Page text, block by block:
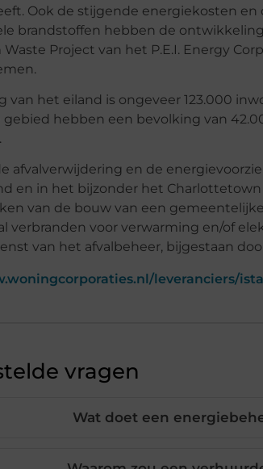
Ook de stijgende energiekosten
brandstoffen hebben de
Waste Project van het P.E.I. Energy
van het eiland is ongeveer 123.000
hebben een bevolking van
afvalverwijdering en de
en in het bijzonder het
van de bouw van een
verbranden voor verwarming en/of
van het afvalbeheer, bijgestaan
leveranciers/
vragen
Wat doet een